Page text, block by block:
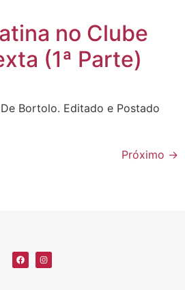
no Clube
(1ª Parte)
Bortolo. Editado e Postado
Próximo →